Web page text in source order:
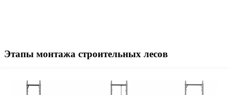
Этапы монтажа строительных лесов